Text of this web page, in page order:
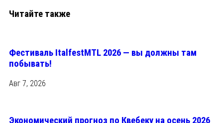
Читайте также
Фестиваль ItalfestMTL 2026 — вы должны там
побывать!
Авг 7, 2026
Экономический прогноз по Квебеку на осень 2026